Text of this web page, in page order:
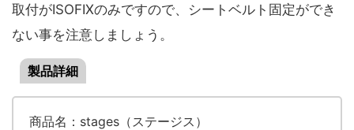
取付がISOFIXのみですので、シートベルト固定ができ
ない事を注意しましょう。
製品詳細
商品名：stages（ステージス）